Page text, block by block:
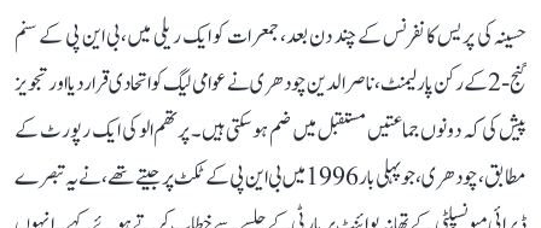
حسینہ کی پریس کانفرنس کے چند دن بعد، جمعرات کو ایک ریلی میں، بی این پی کے سنم
گنج-2 کے رکن پارلیمنٹ، ناصر الدین چودھری نے عوامی لیگ کو اتحادی قرار دیا اور تجویز
پیش کی کہ دونوں جماعتیں مستقبل میں ضم ہو سکتی ہیں۔ پرتھم الو کی ایک رپورٹ کے
مطابق، چودھری، جو پہلی بار 1996 میں بی این پی کے ٹکٹ پر جیتے تھے، نے یہ تبصرے